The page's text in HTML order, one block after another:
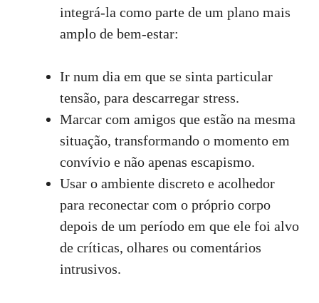
integrá‑la como parte de um plano mais
amplo de bem‑estar:
Ir num dia em que se sinta particular
tensão, para descarregar stress.
Marcar com amigos que estão na mesma
situação, transformando o momento em
convívio e não apenas escapismo.
Usar o ambiente discreto e acolhedor
para reconectar com o próprio corpo
depois de um período em que ele foi alvo
de críticas, olhares ou comentários
intrusivos.